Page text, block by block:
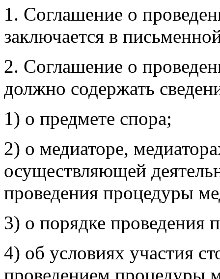
1. Соглашение о
заключается в
2. Соглашение о
должно содержать
1) о предмете спора;
2) о медиаторе,
осуществляющей
проведения процедуры
3) о порядке проведения
4) об условиях участия